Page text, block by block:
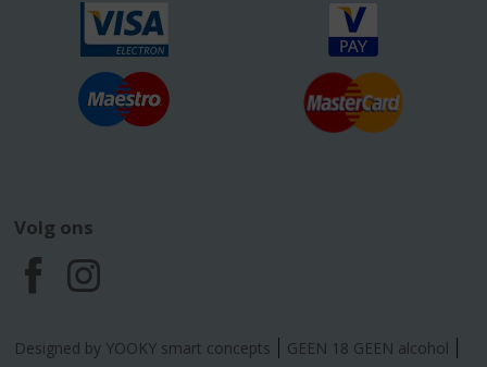
Volg ons
F
a
I
n
Designed by YOOKY smart concepts GEEN 18 GEEN alcohol